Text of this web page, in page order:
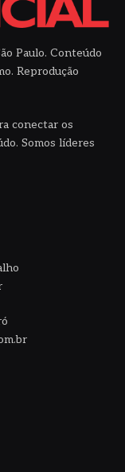
Paulo. Conteúdo
Reprodução
conectar os
Somos líderes